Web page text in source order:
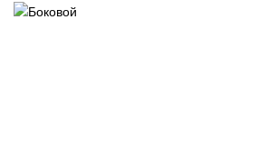
3-12 кВт на силовом реле (бесшумное